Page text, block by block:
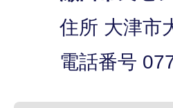
住所 大津市
電話番号